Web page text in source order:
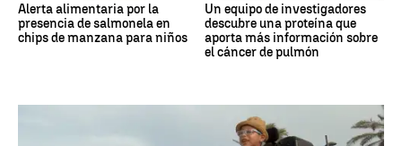
Alerta alimentaria por la
presencia de salmonela en
chips de manzana para niños
Un equipo de investigadores
descubre una proteína que
aporta más información sobre
el cáncer de pulmón